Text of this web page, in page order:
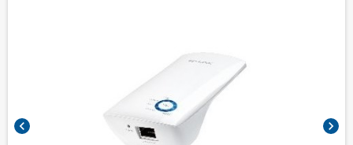
chevron_left chevron_right